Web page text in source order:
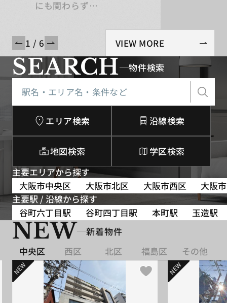
にも関わらず
お話を聞いていただけました。良いお
部屋にも入居できてとても満足のいく
お部屋探しになりました！
次回、引っ越しする際にもお願いした
いと思います！
ありがとうございました！
1 / 6 VIEW MORE
SEARCH 物件検索
エリア検索 沿線検索
地図検索
学区検索
主要エリアから探す
大阪市中央区
大阪市北区 大阪市西区
大阪
主要駅 / 沿線から探す
谷町六丁目駅
谷町四丁目駅 本町駅 玉造駅
NEW
新着物件
中央区
西区 北区 福島区 その他
NEW NEW